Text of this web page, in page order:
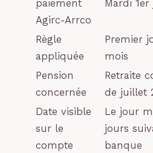
paiement
Agirc-Arrco
Mardi
Règle
appliquée
Premier
mois
Pension
concernée
Retraite
de juillet
Date visible
sur le
compte
Le jour
jours
banque